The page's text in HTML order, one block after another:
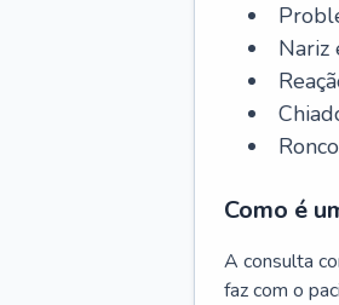
Nariz
Como é
A consulta
faz com o